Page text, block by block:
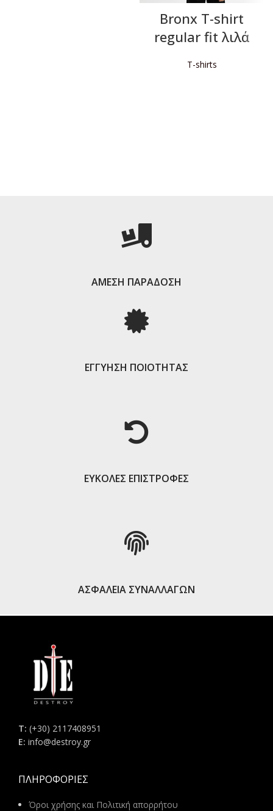
Bronx T-shirt
regular fit λιλά
T-shirts
ΑΜΕΣΗ ΠΑΡΑΔΟΣΗ
ΕΓΓΥΗΣΗ ΠΟΙΟΤΗΤΑΣ
ΕΥΚΟΛΕΣ ΕΠΙΣΤΡΟΦΕΣ
ΑΣΦΑΛΕΙΑ ΣΥΝΑΛΛΑΓΩΝ
Τ: (+30) 2117408951
E: info@destroy.gr
ΠΛΗΡΟΦΟΡΊΕΣ
Όροι χρήσης και Πολιτική απορρήτου